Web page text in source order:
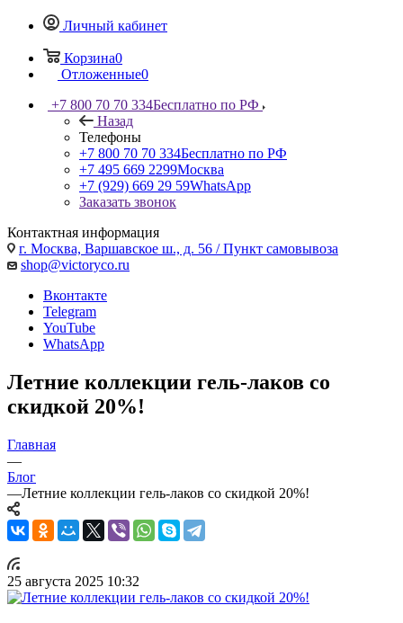
Личный кабинет
Корзина0
Отложенные0
+7 800 70 70 334Бесплатно по РФ
Назад
Телефоны
+7 800 70 70 334Бесплатно по РФ
+7 495 669 2299Москва
+7 (929) 669 29 59WhatsApp
Заказать звонок
Контактная информация
г. Москва, Варшавское ш., д. 56 / Пункт самовывоза
shop@victoryco.ru
Вконтакте
Telegram
YouTube
WhatsApp
Летние коллекции гель-лаков со
скидкой 20%!
Главная
—
Блог
—Летние коллекции гель-лаков со скидкой 20%!
25 августа 2025 10:32